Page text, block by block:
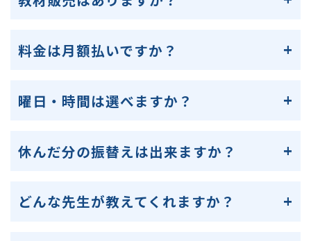
料金は月額払いですか？
曜日・時間は選べますか？
休んだ分の振替えは出来ますか？
どんな先生が教えてくれますか？